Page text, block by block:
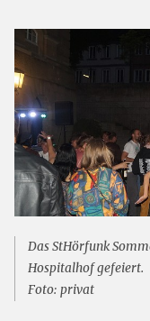
Das StHörfunk
Hospitalhof gefeiert.
Foto: privat